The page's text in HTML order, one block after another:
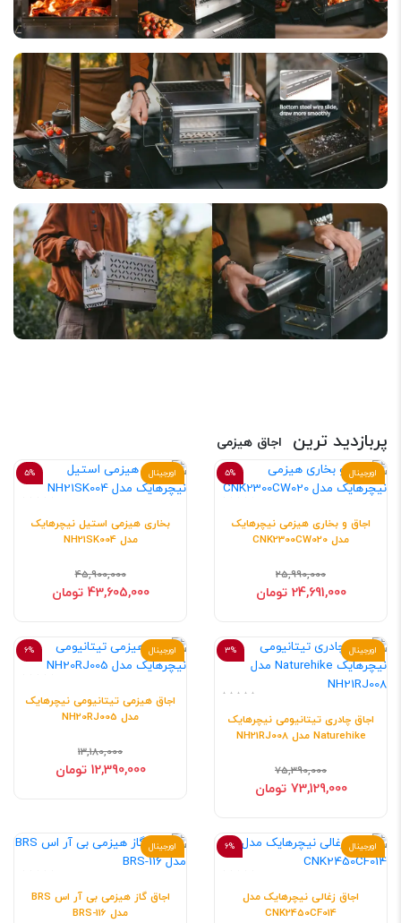
پربازدید ترین اجاق هیزمی
5% اورجینال
اجاق و بخاری هیزمی نیچرهایک
مدل CNK2300CW020
25,990,000
24,691,000 تومان
5% اورجینال
بخاری هیزمی استیل نیچرهایک
مدل NH21SK004
45,900,000
43,605,000 تومان
3% اورجینال
اجاق چادری تیتانیومی نیچرهایک
Naturehike مدل NH21RJ008
75,390,000
73,129,000 تومان
6% اورجینال
اجاق هیزمی تیتانیومی نیچرهایک
مدل NH20RJ005
13,180,000
12,390,000 تومان
6% اورجینال
اجاق زغالی نیچرهایک مدل
CNK2450CF014
اورجینال
اجاق گاز هیزمی بی آر اس BRS
مدل BRS-116